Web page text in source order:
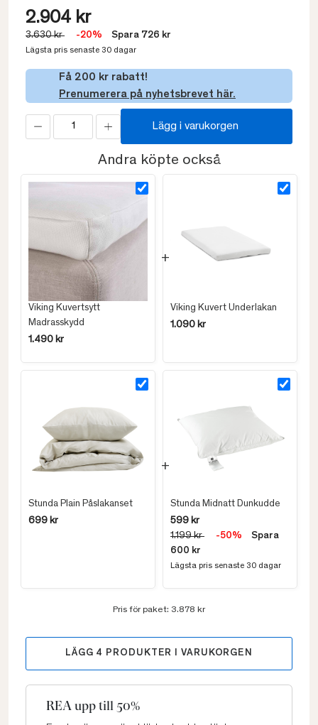
2.904 kr
3.630 kr -20% Spara 726 kr
Lägsta pris senaste 30 dagar
Få 200 kr rabatt!
Prenumerera på nyhetsbrevet här.
Lägg i varukorgen
Andra köpte också
Viking Kuvertsytt
Madrasskydd
1.490 kr
Viking Kuvert Underlakan
1.090 kr
Stunda Plain Påslakanset
699 kr
Stunda Midnatt Dunkudde
599 kr
1.199 kr
-50%
Spara
600 kr
Lägsta pris senaste 30 dagar
Pris för paket: 3.878 kr
LÄGG 4 PRODUKTER I VARUKORGEN
REA upp till 50%